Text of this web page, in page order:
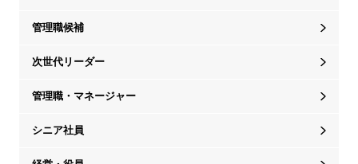
管理職候補
次世代リーダー
管理職・マネージャー
シニア社員